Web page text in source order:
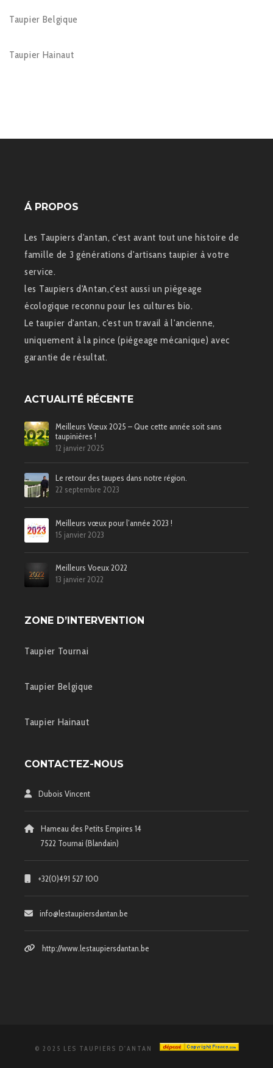
Taupier Belgique
Taupier Hainaut
Á PROPOS
Les Taupiers d'antan, c'est avant tout une histoire de
famille de 3 générations d'artisans taupier à votre
service.
les Taupiers d'Antan,c'est aussi un piégeage
écologique reconnu pour les cultures bio.
Le taupier d'antan, c'est un travail à l'ancienne,
uniquement à la pince (piégeage mécanique) avec
garantie de résultat.
ACTUALITÉ RÉCENTE
Meilleurs Vœux 2025 – Que cette année soit sans
taupinières !
12 janvier 2025
Le retour des taupes dans notre région.
22 septembre 2023
Meilleurs vœux pour l’année 2023 !
15 janvier 2023
Meilleurs Voeux 2022
13 janvier 2022
ZONE D’INTERVENTION
Taupier Tournai
Taupier Belgique
Taupier Hainaut
CONTACTEZ-NOUS
Dubois Vincent
Hameau des Petits Empires 14
7522 Tournai (Blandain)
+32(0)491 527 100
info@lestaupiersdantan.be
http://www.lestaupiersdantan.be
© 2025 LES TAUPIERS D'ANTAN